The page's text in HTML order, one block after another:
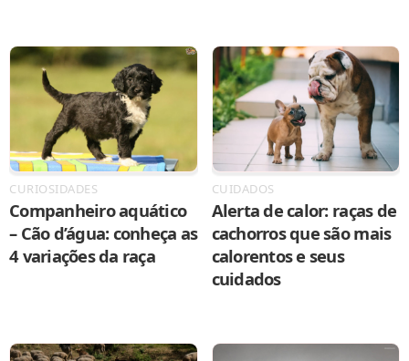
CURIOSIDADES
Companheiro aquático
– Cão d’água: conheça as
4 variações da raça
CUIDADOS
Alerta de calor: raças de
cachorros que são mais
calorentos e seus
cuidados